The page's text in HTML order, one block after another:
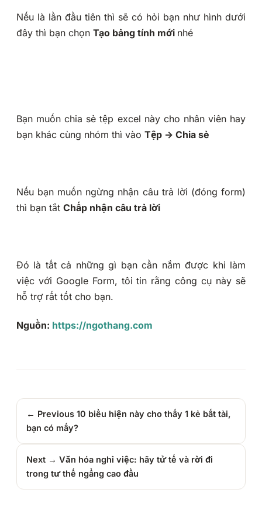
Nếu là lần đầu tiên thì sẽ có hỏi bạn như hình dưới
đây thì bạn chọn Tạo bảng tính mới nhé
Bạn muốn chia sẻ tệp excel này cho nhân viên hay
bạn khác cùng nhóm thì vào Tệp -> Chia sẻ
Nếu bạn muốn ngừng nhận câu trả lời (đóng form)
thì bạn tắt Chấp nhận câu trả lời
Đó là tất cả những gì bạn cần nắm được khi làm
việc với Google Form, tôi tin rằng công cụ này sẽ
hỗ trợ rất tốt cho bạn.
Nguồn: https://ngothang.com
← Previous 10 biểu hiện này cho thấy 1 kẻ bất tài,
bạn có mấy?
Next → Văn hóa nghỉ việc: hãy tử tế và rời đi
trong tư thế ngẩng cao đầu